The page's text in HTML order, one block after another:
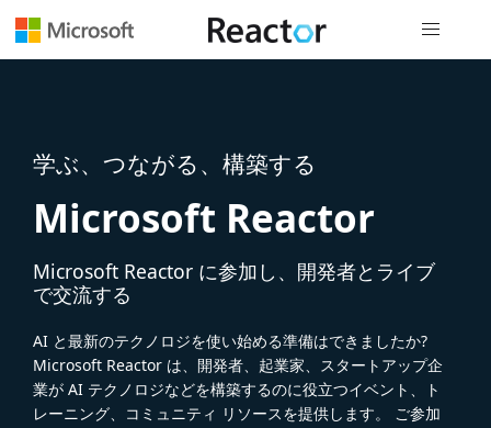
学ぶ、つながる、構築する
Microsoft Reactor
Microsoft Reactor に参加し、開発者とライブ
で交流する
AI と最新のテクノロジを使い始める準備はできましたか?
Microsoft Reactor は、開発者、起業家、スタートアップ企
業が AI テクノロジなどを構築するのに役立つイベント、ト
レーニング、コミュニティ リソースを提供します。 ご参加